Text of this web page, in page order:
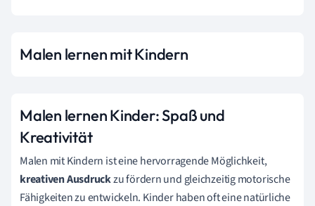
Malen lernen mit Kindern
Malen lernen Kinder: Spaß und
Kreativität
Malen mit Kindern ist eine hervorragende Möglichkeit,
kreativen Ausdruckzu fördern und gleichzeitig motorische
Fähigkeiten zu entwickeln. Kinder haben oft eine natürliche